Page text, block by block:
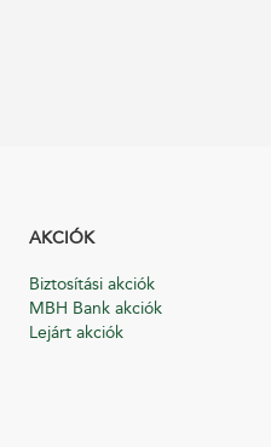
AKCIÓK
Biztosítási akciók
MBH Bank akciók
Lejárt akciók